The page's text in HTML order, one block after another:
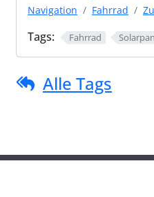
Navigation Fahrrad
Tags: Fahrrad
Alle Tags